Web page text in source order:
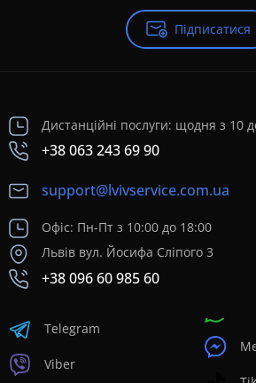
Підписатися
Дистанційні послуги: щодня з 10
+38 063 243 69 90
support@lvivservice.com.ua
Офіс: Пн-Пт з 10:00 до 18:00
Львів вул. Йосифа Сліпого 3
+38 096 60 985 60
Telegram
Viber